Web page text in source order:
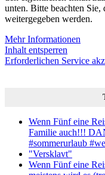
unten. Bitte beachten Sie,
weitergegeben werden.
Mehr Informationen
Inhalt entsperren
Erforderlichen Service
Wenn Fünf eine
Familie auch!!!
#sommerurlaub
"Versklavt"
Wenn Fünf eine